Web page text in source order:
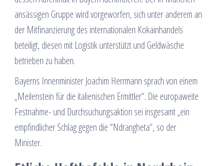
ansässigen Gruppe wird vorgeworfen, sich unter anderem an
der Mitfinanzierung des internationalen Kokainhandels
beteiligt, diesen mit Logistik unterstützt und Geldwäsche
betrieben zu haben.
Bayerns Innenminister Joachim Herrmann sprach von einem
„Meilenstein für die italienischen Ermittler“. Die europaweite
Festnahme- und Durchsuchungsaktion sei insgesamt „ein
empfindlicher Schlag gegen die “Ndrangheta“, so der
Minister.